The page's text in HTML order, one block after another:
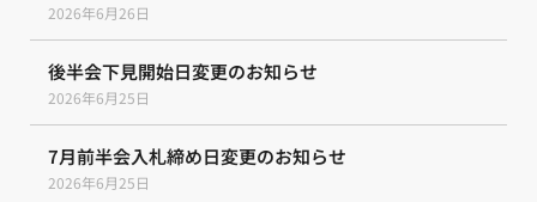
2026年6月26日
後半会下見開始日変更のお知らせ
2026年6月25日
7月前半会入札締め日変更のお知らせ
2026年6月25日